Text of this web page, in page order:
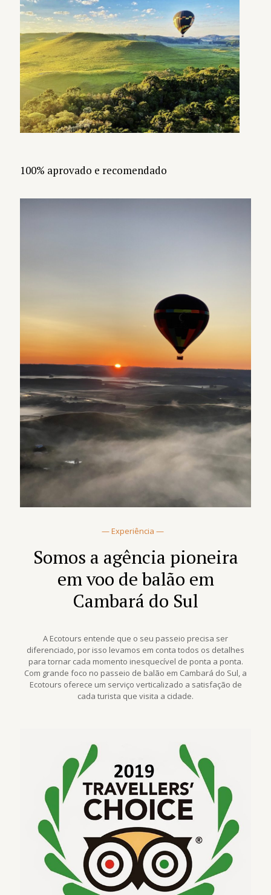
100% aprovado e recomendado
— Experiência —
Somos a agência pioneira
em voo de balão em
Cambará do Sul
A Ecotours entende que o seu passeio precisa ser
diferenciado, por isso levamos em conta todos os detalhes
para tornar cada momento inesquecível de ponta a ponta.
Com grande foco no passeio de balão em Cambará do Sul, a
Ecotours oferece um serviço verticalizado a satisfação de
cada turista que visita a cidade.